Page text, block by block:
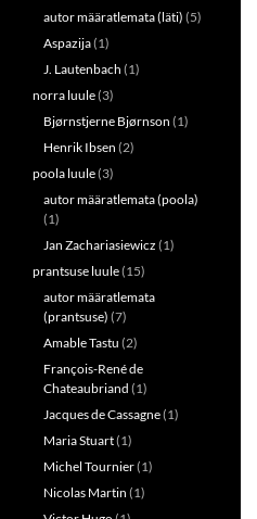
autor määratlemata (läti) (5)
Aspazija(1)
J. Lautenbach (1)
norra luule(3)
Bjørnstjerne Bjørnson (1)
Henrik Ibsen (2)
poola luule(3)
autor määratlemata (poola)
(1)
Jan Zachariasiewicz (1)
prantsuse luule(15)
autor määratlemata
(prantsuse) (7)
Amable Tastu (2)
François-René de
Chateaubriand (1)
Jacques de Cassagne(1)
Maria Stuart(1)
Michel Tournier(1)
Nicolas Martin (1)